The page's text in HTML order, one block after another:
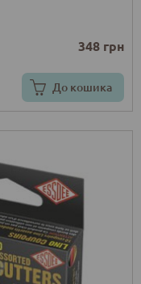
348 грн
До кошика